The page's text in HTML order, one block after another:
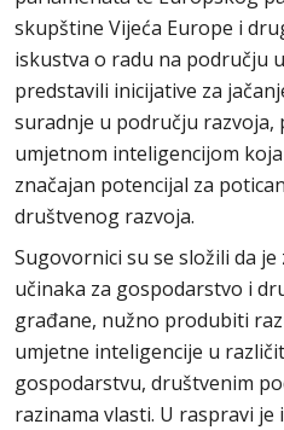
skupštine Vijeća Europe i
iskustva o radu na području
predstavili inicijative za
suradnje u području razvoja,
umjetnom inteligencijom
značajan potencijal za
društvenog razvoja.
Sugovornici su se složili da
učinaka za gospodarstvo i
građane, nužno produbiti
umjetne inteligencije u
gospodarstvu, društvenim
razinama vlasti. U raspravi